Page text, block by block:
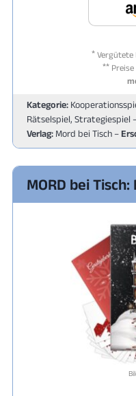
*Vergütete
**Preise
Kategorie:
Rätselspiel, Strategiespiel
Verlag: Mord bei Tisch –
MORD bei